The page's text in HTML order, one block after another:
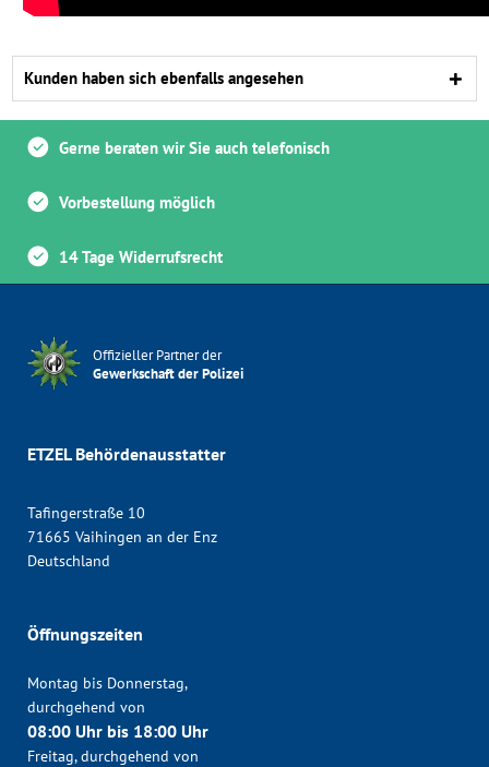
Kunden haben sich ebenfalls angesehen
Gerne beraten wir Sie auch telefonisch
Vorbestellung möglich
14 Tage Widerrufsrecht
Offizieller Partner der
Gewerkschaft der Polizei
ETZEL Behördenausstatter
Tafingerstraße 10
71665 Vaihingen an der Enz
Deutschland
Öffnungszeiten
Montag bis Donnerstag,
durchgehend von
08:00 Uhr bis 18:00 Uhr
Freitag, durchgehend von